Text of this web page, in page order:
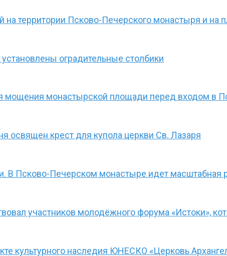
территории Псково-Печерского монастыря и на
оградительные столбики
мощения монастырской площади перед входом в
освящен крест для купола церкви Св. Лазаря
В Псково-Печерском монастыре идет масштабная
участников молодёжного форума «Истоки»,
культурного наследия ЮНЕСКО «Церковь